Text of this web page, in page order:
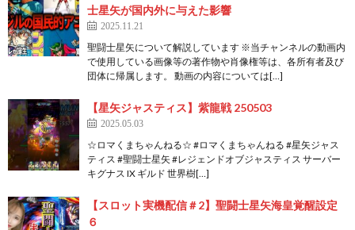
士星矢が国内外に与えた影響
2025.11.21
聖闘士星矢について解説しています ※当チャンネルの動画内
で使用している画像等の著作物や肖像権等は、各所有者及び
団体に帰属します。 動画の内容については[…]
【星矢ジャスティス】紫龍戦 250503
2025.05.03
☆ロマくまちゃんねる☆ #ロマくまちゃんねる #星矢ジャス
ティス #聖闘士星矢 #レジェンドオブジャスティス サーバー
キグナス IX ギルド 世界樹[…]
【スロット実機配信＃2】聖闘士星矢海皇覚醒設定
６